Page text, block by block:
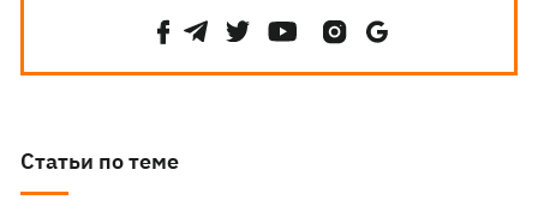
Статьи по теме